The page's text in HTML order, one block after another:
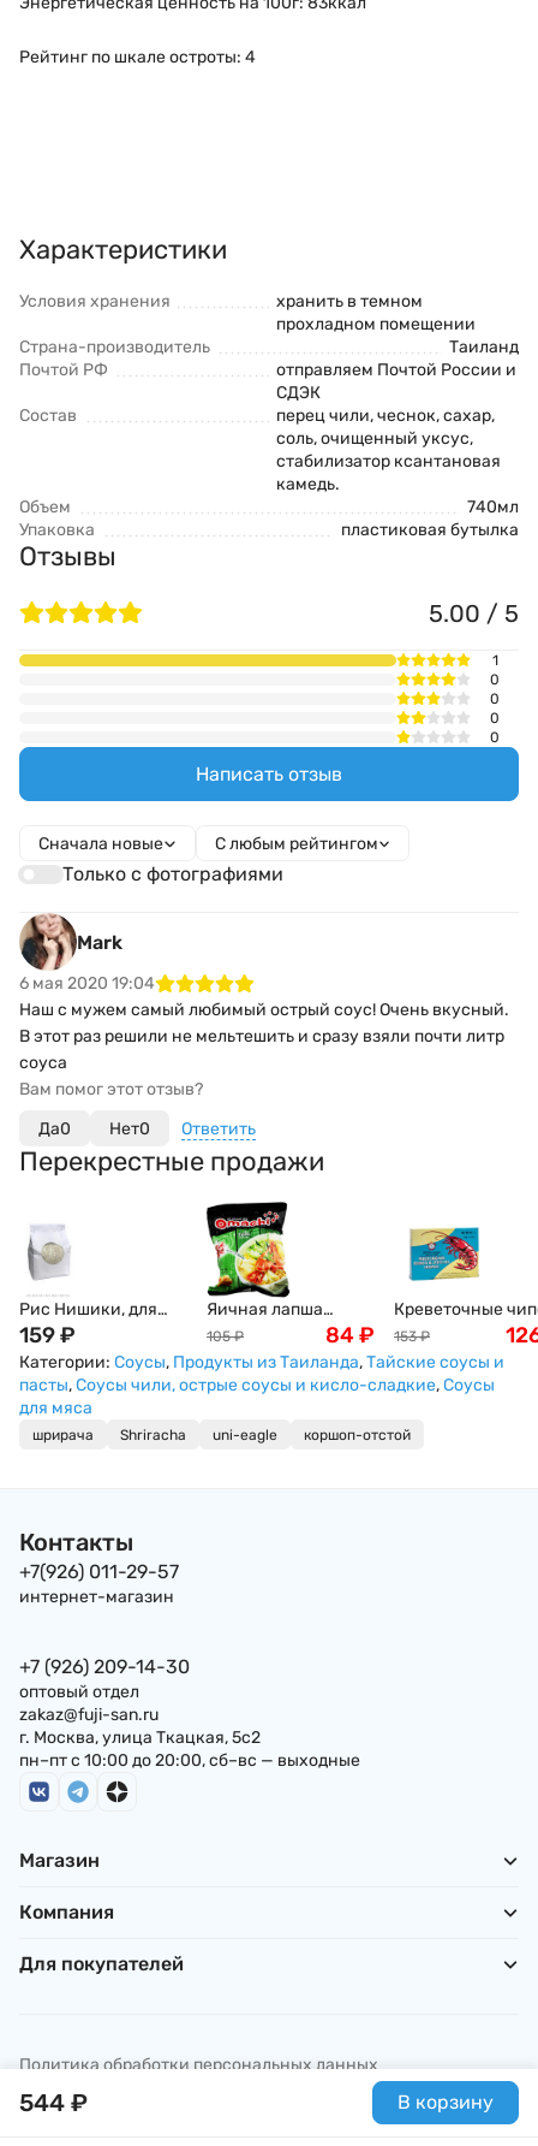
544 ₽ В корзину
Рейтинг по шкале остроты: 4
Характеристики
Условия хранения
хранить в темном
прохладном помещении
Страна-производитель
Таиланд
Почтой РФ
отправляем Почтой России и
СДЭК
Состав
перец чили, чеснок, сахар,
соль, очищенный уксус,
стабилизатор ксантановая
камедь.
Объем
740мл
Упаковка
пластиковая бутылка
Отзывы
5.00 / 5
1
0
0
0
0
Написать отзыв
Сначала новые С любым рейтингом
Только с фотографиями
Mark
6 мая 2020 19:04
Наш с мужем самый любимый острый соус! Очень вкусный.
В этот раз решили не мельтешить и сразу взяли почти литр
соуса
Вам помог этот отзыв?
Да0 Нет0 Ответить
Перекрестные продажи
Рис Нишики, для
суши и роллов, 1кг
159₽
Яичная лапша
быстрого
приготовления
OMACHI на мясном
бульоне со вкусом
креветок, 79 г,
105 ₽ 84₽
Креветочные
Ou Jiang, 227г
153 ₽
Категории: Соусы, Продукты из Таиланда,Тайские соусы и
пасты,Соусы чили, острые соусы и кисло-сладкие,Соусы
для мяса
шрирача Shriracha uni-eagle коршоп-отстой
Контакты
+7(926) 011-29-57
интернет-магазин
+7 (926) 209-14-30
оптовый отдел
zakaz@fuji-san.ru
г. Москва, улица Ткацкая, 5с2
пн–пт с 10:00 до 20:00, сб–вс — выходные
Магазин
Компания
Для покупателей
Политика обработки персональных данных